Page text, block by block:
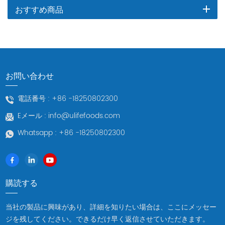
おすすめ商品
お問い合わせ
電話番号 : +86 -18250802300
Eメール : info@ulifefoods.com
Whatsapp : +86 -18250802300
購読する
当社の製品に興味があり、詳細を知りたい場合は、ここにメッセー
ジを残してください。できるだけ早く返信させていただきます。